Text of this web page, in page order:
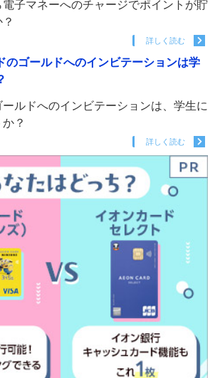
子マネーへのチャージでポイントが貯
詳しく読む
のゴールドへのインビテーションは学
ルドへのインビテーションは、学生に
？
詳しく読む